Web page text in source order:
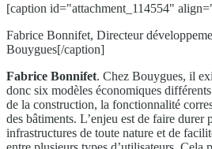
[caption id="attachment_114554"
Fabrice Bonnifet, Directeur
Bouygues[/caption]
Fabrice Bonnifet. Chez Bouygues, il
donc six modèles économiques
de la construction, la fonctionnalité
des bâtiments. L’enjeu est de faire durer
infrastructures de toute nature et de